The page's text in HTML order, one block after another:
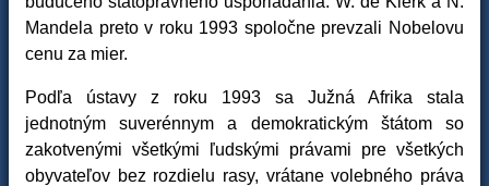
Mandela preto v roku 1993 spoločne prevzali Nobelovu
cenu za mier.
Podľa ústavy z roku 1993 sa Južná Afrika stala
jednotným suverénnym a demokratickým štátom so
zakotvenými všetkými ľudskými právami pre všetkých
obyvateľov bez rozdielu rasy, vrátane volebného práva